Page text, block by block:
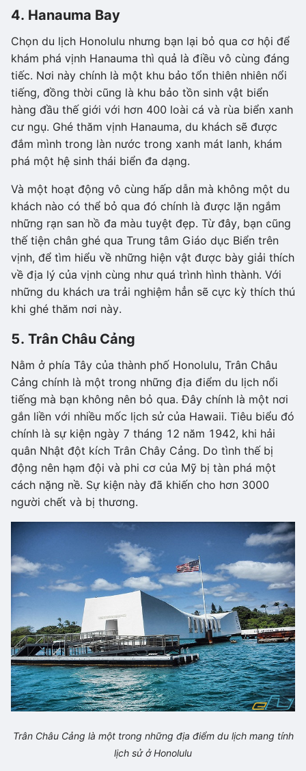
4. Hanauma Bay
Chọn du lịch Honolulu nhưng bạn lại bỏ qua cơ hội để
khám phá vịnh Hanauma thì quả là điều vô cùng đáng
tiếc. Nơi này chính là một khu bảo tổn thiên nhiên nổi
tiếng, đồng thời cũng là khu bảo tồn sinh vật biển
hàng đầu thế giới với hơn 400 loài cá và rùa biển xanh
cư ngụ. Ghé thăm vịnh Hanauma, du khách sẽ được
đắm mình trong làn nước trong xanh mát lanh, khám
phá một hệ sinh thái biển đa dạng.
Và một hoạt động vô cùng hấp dẫn mà không một du
khách nào có thể bỏ qua đó chính là được lặn ngắm
những rạn san hồ đa màu tuyệt đẹp. Từ đây, bạn cũng
thế tiện chân ghé qua Trung tâm Giáo dục Biển trên
vịnh, để tìm hiểu về những hiện vật được bày giải thích
về địa lý của vịnh cùng như quá trình hình thành. Với
những du khách ưa trải nghiệm hẳn sẽ cực kỳ thích thú
khi ghé thăm nơi này.
5. Trân Châu Cảng
Nằm ở phía Tây của thành phố Honolulu, Trân Châu
Cảng chính là một trong những địa điểm du lịch nổi
tiếng mà bạn không nên bỏ qua. Đây chính là một nơi
gắn liền với nhiều mốc lịch sử của Hawaii. Tiêu biểu đó
chính là sự kiện ngày 7 tháng 12 năm 1942, khi hải
quân Nhật đột kích Trân Chây Cảng. Do tình thế bị
động nên hạm đội và phi cơ của Mỹ bị tàn phá một
cách nặng nề. Sự kiện này đã khiến cho hơn 3000
người chết và bị thương.
Trân Châu Cảng là một trong những địa điểm du lịch mang tính
lịch sử ở Honolulu